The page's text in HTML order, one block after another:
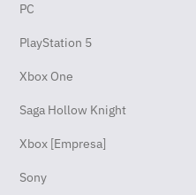
PC
PlayStation 5
Xbox One
Saga Hollow Knight
Xbox [Empresa]
Sony